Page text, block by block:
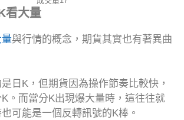
看大量
與行情的概念，期貨其實也有著異曲
日K，但期貨因為操作節奏比較快，
。而當分K出現爆大量時，這往往就
可能是一個反轉訊號的K棒。